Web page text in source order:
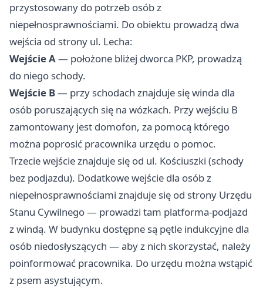
przystosowany do potrzeb osób z
niepełnosprawnościami. Do obiektu prowadzą dwa
wejścia od strony ul. Lecha:
Wejście A— położone bliżej dworca PKP, prowadzą
do niego schody.
Wejście B— przy schodach znajduje się winda dla
osób poruszających się na wózkach. Przy wejściu B
zamontowany jest domofon, za pomocą którego
można poprosić pracownika urzędu o pomoc.
Trzecie wejście znajduje się od ul. Kościuszki (schody
bez podjazdu). Dodatkowe wejście dla osób z
niepełnosprawnościami znajduje się od strony Urzędu
Stanu Cywilnego — prowadzi tam platforma-podjazd
z windą. W budynku dostępne są pętle indukcyjne dla
osób niedosłyszących — aby z nich skorzystać, należy
poinformować pracownika. Do urzędu można wstąpić
z psem asystującym.